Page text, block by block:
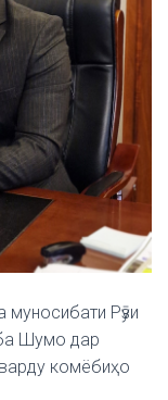
Рӯзи
Шумо дар
комёбиҳо